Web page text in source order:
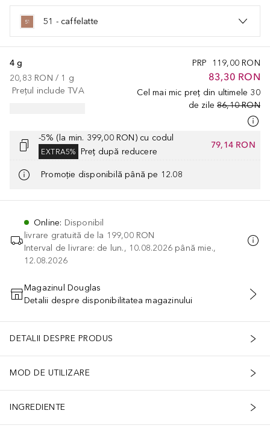
51 - caffelatte
PRP 119,00 RON
83,30 RON
Cel mai mic preț din ultimele 30
de zile 86,10 RON
4 g
20,83 RON / 1 g
Prețul include TVA
-5% (la min. 399,00 RON) cu codul
EXTRA5% Preț după reducere
79,14 RON
Promoție disponibilă până pe 12.08
Online: Disponibil
livrare gratuită de la 199,00 RON
Interval de livrare: de lun., 10.08.2026 până mie.,
12.08.2026
ADĂUGAȚI ÎN COŞ
Magazinul Douglas
Detalii despre disponibilitatea magazinului
DETALII DESPRE PRODUS
MOD DE UTILIZARE
INGREDIENTE